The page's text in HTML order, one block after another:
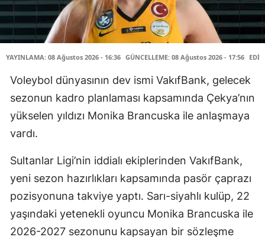
YAYINLAMA: 08 Ağustos 2026 - 16:36 GÜNCELLEME: 08 Ağustos 2026 - 17:56
Voleybol dünyasının dev ismi VakıfBank, gelecek
sezonun kadro planlaması kapsamında Çekya’nın
yükselen yıldızı Monika Brancuska ile anlaşmaya
vardı.
Sultanlar Ligi’nin iddialı ekiplerinden VakıfBank,
yeni sezon hazırlıkları kapsamında pasör çaprazı
pozisyonuna takviye yaptı. Sarı-siyahlı kulüp, 22
yaşındaki yetenekli oyuncu Monika Brancuska ile
2026-2027 sezonunu kapsayan bir sözleşme